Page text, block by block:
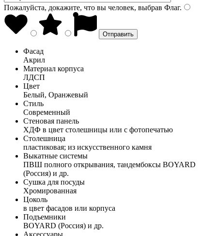
Пожалуйста, докажите, что вы человек, выбрав Флаг.
Фасад
Акрил
Материал корпуса
ЛДСП
Цвет
Белый, Оранжевый
Стиль
Современный
Стеновая панель
ХДФ в цвет столешницы или с фотопечатью
Столешница
пластиковая; из искусственного камня
Выкатные системы
ПВШ полного открывания, тандембоксы BOYARD
(Россия) и др.
Сушка для посуды
Хромированная
Цоколь
в цвет фасадов или корпуса
Подъемники
BOYARD (Россия) и др.
Аксессуары